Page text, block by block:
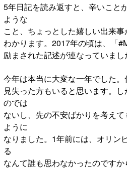
5年日記を読み返すと、辛いこと
ような
こと、ちょっとした嬉しい出来
わかります。2017年の頃は、「
励まされた記述が連なっていまし
今年は本当に大変な一年でした
見失った方もいると思います。
のでは
ないし、先の不安ばかりを考え
ように
なりました。1年前には、オリン
る
なんて誰も思わなかったのですか